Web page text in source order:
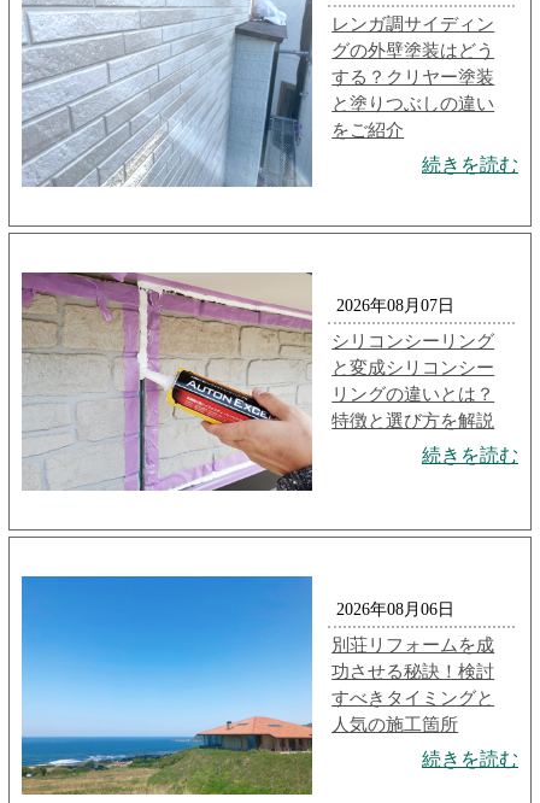
レンガ調サイディン
グの外壁塗装はどう
する？クリヤー塗装
と塗りつぶしの違い
をご紹介
続きを読む
2026年08月07日
シリコンシーリング
と変成シリコンシー
リングの違いとは？
特徴と選び方を解説
続きを読む
2026年08月06日
別荘リフォームを成
功させる秘訣！検討
すべきタイミングと
人気の施工箇所
続きを読む